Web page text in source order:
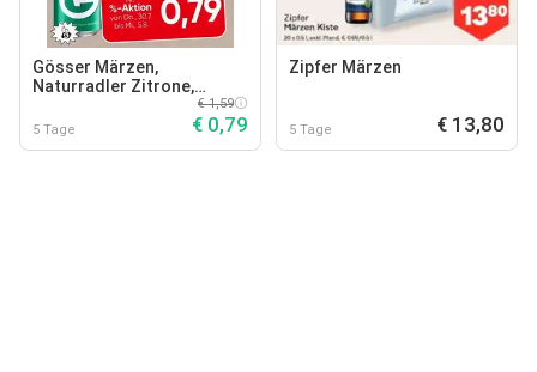
Gösser Märzen,
Naturradler Zitrone,
alkoholfrei
5 Tage
€ 1,59
€ 0,79
Zipfer Märzen
5 Tage € 13,80